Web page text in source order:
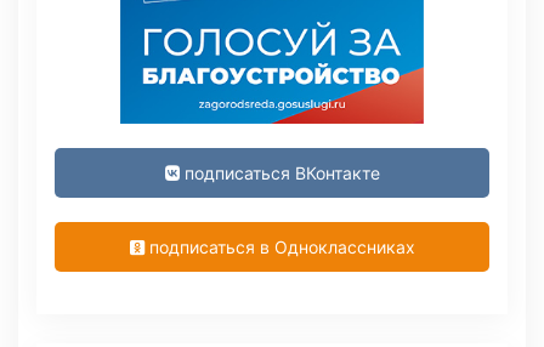
подписаться ВКонтакте
подписаться в Одноклассниках